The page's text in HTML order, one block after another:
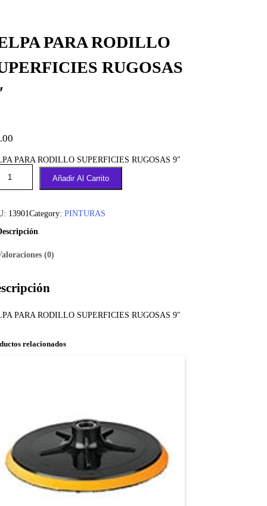
PARA RODILLO
RUGOSAS
PARA RODILLO SUPERFICIES RUGOSAS 9″
Añadir Al Carrito
13901Category: PINTURAS
(0)
PARA RODILLO SUPERFICIES RUGOSAS 9″
relacionados